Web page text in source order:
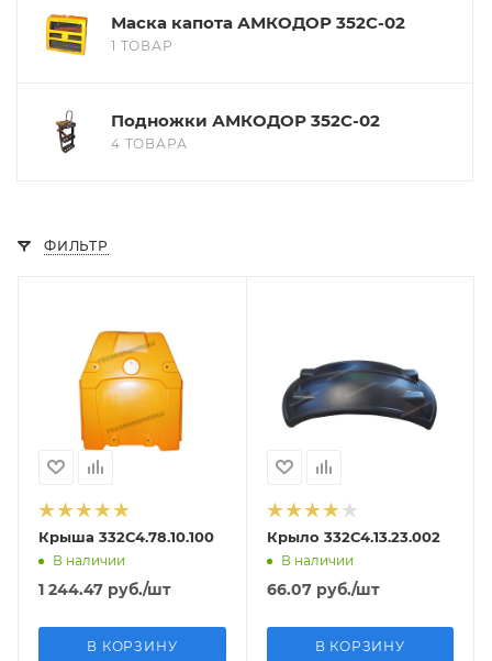
Маска капота АМКОДОР 352С-02
1 ТОВАР
Подножки АМКОДОР 352С-02
4 ТОВАРА
ФИЛЬТР
Крыша 332С4.78.10.100
В наличии
1 244.47 руб./шт
В КОРЗИНУ
Крыло 332С4.13.23.002
В наличии
66.07руб./шт
В КОРЗИНУ